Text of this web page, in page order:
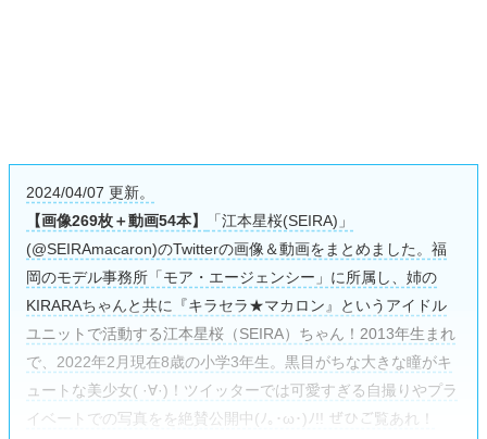
2024/04/07 更新。
【画像269枚＋動画54本】
「江本星桜(SEIRA)」
(@SEIRAmacaron)のTwitterの画像＆動画をまとめました。福
岡のモデル事務所「モア・エージェンシー」に所属し、姉の
KIRARAちゃんと共に『キラセラ★マカロン』というアイドル
ユニットで活動する江本星桜（SEIRA）ちゃん！2013年生まれ
で、2022年2月現在8歳の小学3年生。黒目がちな大きな瞳がキ
ュートな美少女( ·∀·)！ツイッターでは可愛すぎる自撮りやプラ
イベートでの写真をを絶賛公開中(ﾉ｡･ω･)ﾉ!! ぜひご覧あれ！